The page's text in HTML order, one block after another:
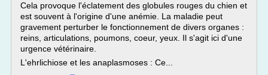
Cela provoque l'éclatement des globules rouges du chien et
est souvent à l'origine d'une anémie. La maladie peut
gravement perturber le fonctionnement de divers organes :
reins, articulations, poumons, coeur, yeux. Il s'agit ici d'une
urgence vétérinaire.
L'ehrlichiose et les anaplasmoses : Ce...